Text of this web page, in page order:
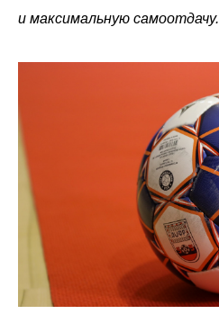
и максимальную самоотдачу.